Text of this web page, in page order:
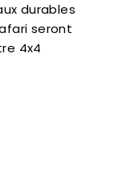
durables
seront
4x4